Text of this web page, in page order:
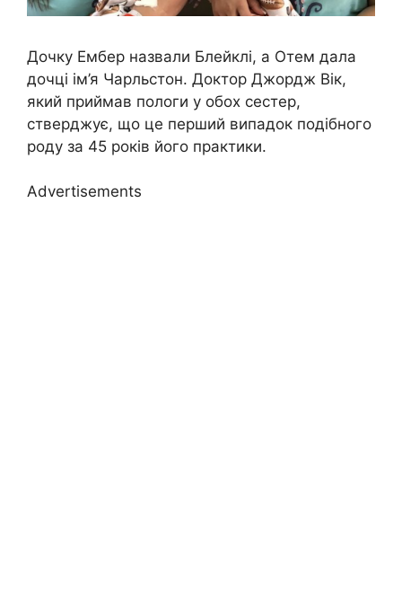
Дочку Ембер назвали Блейклі, а Отем дала
дочці ім’я Чарльстон. Доктор Джордж Вік,
який приймав пологи у обох сестер,
стверджує, що це перший випадок подібного
роду за 45 років його практики.
Advertisements